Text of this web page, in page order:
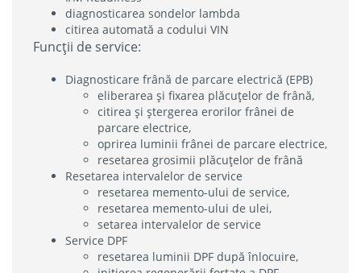
diagnosticarea sondelor lambda
citirea automată a codului VIN
Funcții de service:
Diagnosticare frână de parcare electrică (EPB)
eliberarea și fixarea plăcuțelor de frână,
citirea și ștergerea erorilor frânei de
parcare electrice,
oprirea luminii frânei de parcare electrice,
resetarea grosimii plăcuțelor de frână
Resetarea intervalelor de service
resetarea memento-ului de service,
resetarea memento-ului de ulei,
setarea intervalelor de service
Service DPF
resetarea luminii DPF după înlocuire,